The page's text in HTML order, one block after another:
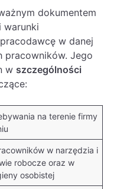
dokumentem
warunki
w danej
pracowników. Jego
w szczególności
na terenie firmy
w narzędzia i
robocze oraz w
osobistej